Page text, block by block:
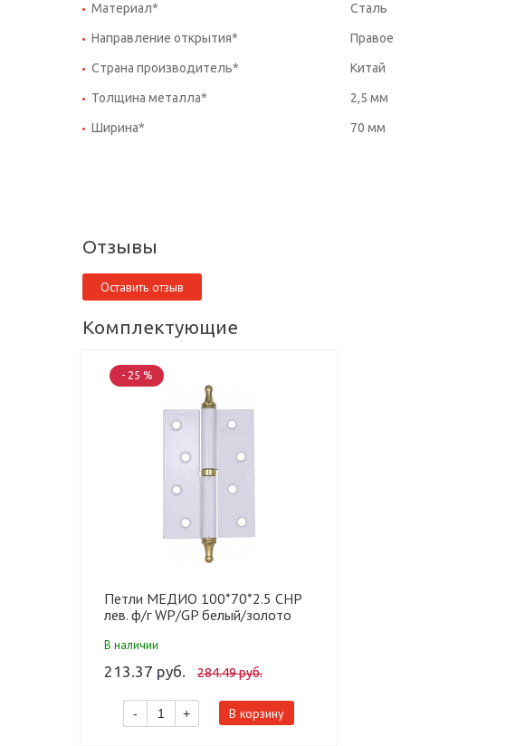
Материал* Сталь
Направление открытия* Правое
Страна производитель* Китай
Толщина металла* 2,5 мм
Ширина* 70 мм
Отзывы
Оставить отзыв
Комплектующие
- 25 %
Петли МЕДИО 100*70*2.5 CHP
лев. ф/г WP/GP белый/золото
В наличии
213.37 руб. 284.49 руб.
- + В корзину